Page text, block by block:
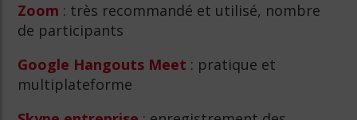
Zoom : très recommandé et utilisé, nombre
de participants
Google Hangouts Meet : pratique et
multiplateforme